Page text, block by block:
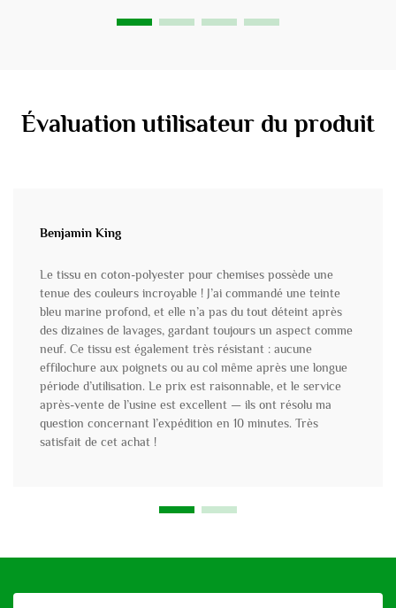
Évaluation utilisateur du produit
Benjamin King
Le tissu en coton-polyester pour chemises possède une
tenue des couleurs incroyable ! J’ai commandé une teinte
bleu marine profond, et elle n’a pas du tout déteint après
des dizaines de lavages, gardant toujours un aspect comme
neuf. Ce tissu est également très résistant : aucune
effilochure aux poignets ou au col même après une longue
période d’utilisation. Le prix est raisonnable, et le service
après-vente de l’usine est excellent — ils ont résolu ma
question concernant l’expédition en 10 minutes. Très
satisfait de cet achat !